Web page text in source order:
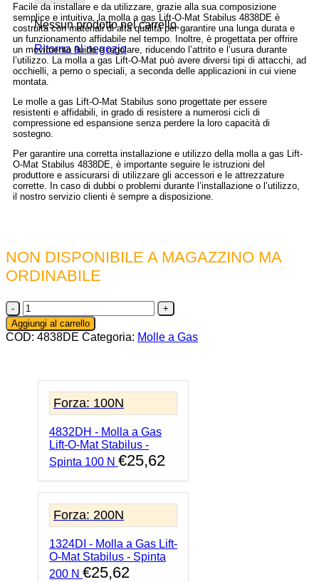
Nessun prodotto nel carrello.
Ritorna al negozio
Facile da installare e da utilizzare, grazie alla sua composizione
semplice e intuitiva, la molla a gas Lift-O-Mat Stabilus 4838DE è
costruita con materiali di alta qualità per garantire una lunga durata e
un funzionamento affidabile nel tempo. Inoltre, è progettata per offrire
un movimento fluido e regolare, riducendo l’attrito e l’usura durante
l’utilizzo. La molla a gas Lift-O-Mat può avere diversi tipi di attacchi, ad
occhielli, a perno o speciali, a seconda delle applicazioni in cui viene
montata.
Le molle a gas Lift-O-Mat Stabilus sono progettate per essere
resistenti e affidabili, in grado di resistere a numerosi cicli di
compressione ed espansione senza perdere la loro capacità di
sostegno.
Per garantire una corretta installazione e utilizzo della molla a gas Lift-
O-Mat Stabilus 4838DE, è importante seguire le istruzioni del
produttore e assicurarsi di utilizzare gli accessori e le attrezzature
corrette. In caso di dubbi o problemi durante l’installazione o l’utilizzo,
il nostro servizio clienti è sempre a disposizione.
NON DISPONIBILE A MAGAZZINO MA
ORDINABILE
4838DE
-
Molla
a
Stabilus
Spinta
Aggiungi al carrello
COD: 4838DE Categoria: Molle a Gas
Forza: 100N
4832DH - Molla a Gas
Lift-O-Mat Stabilus -
Spinta 100 N €25,62
Forza: 200N
1324DI - Molla a Gas Lift-
O-Mat Stabilus - Spinta
200 N €25,62